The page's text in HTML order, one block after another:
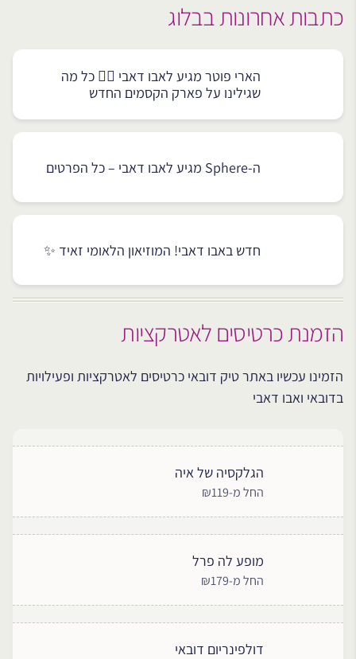
כתבות אחרונות בבלוג
הארי פוטר מגיע לאבו דאבי 🧙‍♂️ כל מה
שגילינו על פארק הקסמים החדש
ה-Sphere מגיע לאבו דאבי – כל הפרטים
חדש באבו דאבי! המוזיאון הלאומי זאיד ✨
הזמנת כרטיסים לאטרקציות
הזמינו עכשיו באתר טיק דובאי כרטיסים לאטרקציות ופעילויות
בדובאי ואבו דאבי
הגלקסיה של איה
החל מ-₪119
מופע לה פרל
החל מ-₪179
דולפינריום דובאי